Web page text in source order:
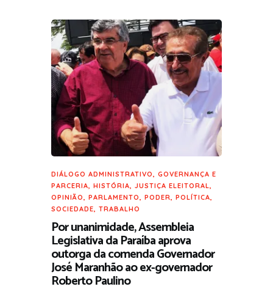
DIÁLOGO ADMINISTRATIVO
GOVERNANÇA E
PARCERIA
HISTÓRIA JUSTIÇA ELEITORAL
OPINIÃO
PARLAMENTO PODER POLÍTICA
SOCIEDADE
TRABALHO
Por unanimidade, Assembleia
Legislativa da Paraíba aprova
outorga da comenda Governador
José Maranhão ao ex-governador
Roberto Paulino